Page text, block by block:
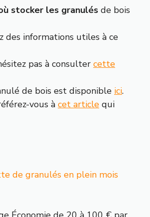
stocker les granulés de bois
des informations utiles à ce
pas à consulter cette
de bois est disponible ici.
vous à cet article qui
de granulés en plein mois